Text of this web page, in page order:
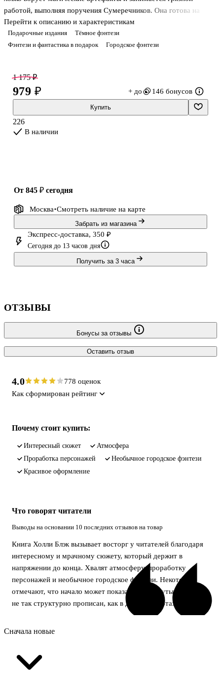
Подарочные издания
Тёмное фэнтези
Фэнтези и фантастика в подарок
Городское фэнтези
работой, выполняя поручения Сумеречников. Она готова на
многое, чтобы помочь сестре и своему парню.
Чарли теперь живет новой жизнью. Однако не так просто
порвать с темным миром незаконной магии. Уже не говоря о
обладающий ни душой, ни тенью, что-то скрывает.
Когда Чарли сталкивается с человеком из своего прошлого, она
понимает, что ее история в это
Перейти к описанию и характеристикам
1 175 ₽
979 ₽ + до 146 бонусов
Купить
226
В наличии
от 845 ₽ сегодня
Москва Смотреть наличие на карте
Забрать из магазина
Экспресс-доставка, 350 ₽
Сегодня до 13 часов дня
Получить за 3 часа
ОТЗЫВЫ
Бонусы за отзывы
Оставить отзыв
4.0
778 оценок
Как сформирован рейтинг
Почему стоит купить:
интересный сюжет
атмосфера
проработка персонажей
необычное городское фэнтези
красивое оформление
Что говорят читатели
Выводы на основании 10 последних отзывов на товар
Книга Холли Блэк вызывает восторг у читателей благодаря
интересному и мрачному сюжету, который держит в
напряжении до конца. Хвалят атмосферу, проработку
персонажей и необычное городское фэнтези. Некоторые
отмечают, что начало может показаться затянутым, а мир
не так структурно прописан, как в других работах автора.
Сначала новые